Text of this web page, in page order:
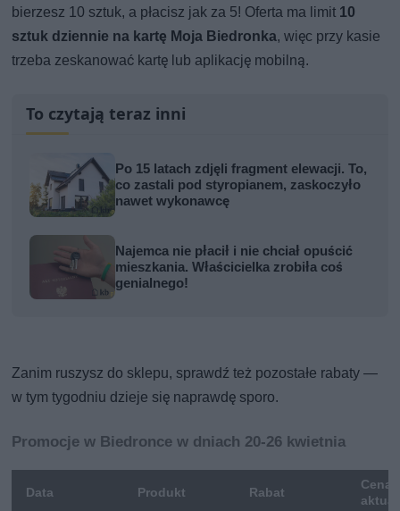
bierzesz 10 sztuk, a płacisz jak za 5! Oferta ma limit 10
sztuk dziennie na kartę Moja Biedronka, więc przy kasie
trzeba zeskanować kartę lub aplikację mobilną.
To czytają teraz inni
Po 15 latach zdjęli fragment elewacji. To,
co zastali pod styropianem, zaskoczyło
nawet wykonawcę
Najemca nie płacił i nie chciał opuścić
mieszkania. Właścicielka zrobiła coś
genialnego!
Zanim ruszysz do sklepu, sprawdź też pozostałe rabaty —
w tym tygodniu dzieje się naprawdę sporo.
Promocje w Biedronce w dniach 20-26 kwietnia
Data Produkt Rabat
Cena